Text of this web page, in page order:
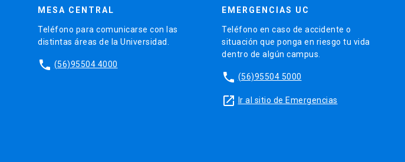
MESA CENTRAL
Teléfono para comunicarse con las
distintas áreas de la Universidad.
phone (56)95504 4000
EMERGENCIAS UC
Teléfono en caso de accidente o
situación que ponga en riesgo tu vida
dentro de algún campus.
phone (56)95504 5000
launch Ir al sitio de Emergencias